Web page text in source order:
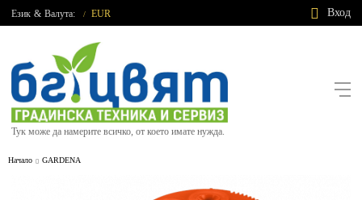
Език & Валута: / EUR Вход
Тук може да намерите всичко, от което имате нужда.
Начало GARDENA